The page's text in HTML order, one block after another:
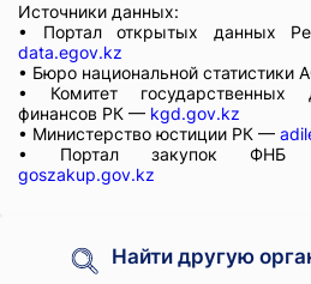
Источники данных:
• Портал открытых данных
data.egov.kz
• Бюро национальной
• Комитет государственных
финансов РК — kgd.gov.kz
• Министерство юстиции РК —
• Портал закупок ФНБ
goszakup.gov.kz
Найти другую